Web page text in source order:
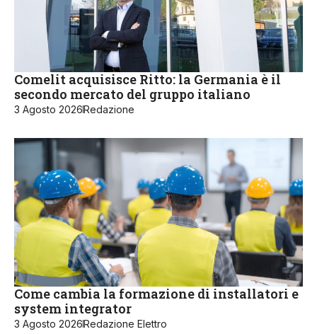
Comelit acquisisce Ritto: la Germania è il
secondo mercato del gruppo italiano
3 Agosto 2026Redazione
Come cambia la formazione di installatori e
system integrator
3 Agosto 2026Redazione Elettro